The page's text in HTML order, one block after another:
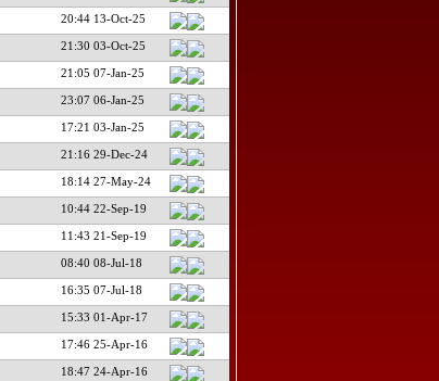
20:44 13-Oct-25
21:30 03-Oct-25
21:05 07-Jan-25
23:07 06-Jan-25
17:21 03-Jan-25
21:16 29-Dec-24
18:14 27-May-24
10:44 22-Sep-19
11:43 21-Sep-19
08:40 08-Jul-18
16:35 07-Jul-18
15:33 01-Apr-17
17:46 25-Apr-16
18:47 24-Apr-16